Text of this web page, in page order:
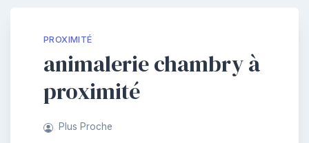
PROXIMITÉ
animalerie chambry à
proximité
Plus Proche